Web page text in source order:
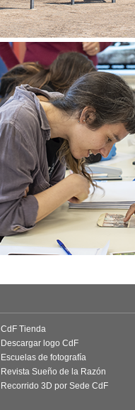
CdF Tienda
Descargar logo CdF
Escuelas de fotografía
Revista Sueño de la Razón
Recorrido 3D por Sede CdF